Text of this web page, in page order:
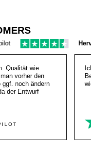
Qualität wie
vorher den
ggf. noch ändern
der Entwurf